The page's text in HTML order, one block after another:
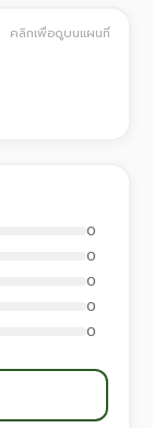
คลิกเพื่อดูบนแผนที่
0
0
0
0
0